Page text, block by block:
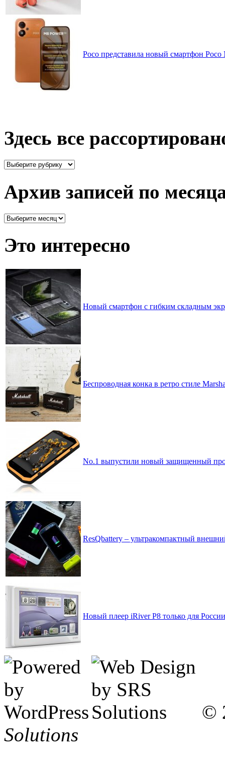
Poco представила новый смартфон
Здесь все
Здесь
Архив записей по
Архив
месяцам
Это интересно
Новый смартфон с гибким складным
Беспроводная конка в ретро стиле
No.1 выпустили новый защищенный
ResQbattery – ультракомпактный
Новый плеер iRiver P8 только для России
©
Solutions